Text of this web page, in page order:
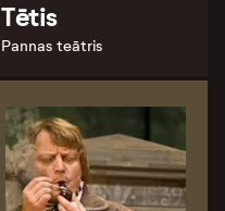
Tētis
Pannas teātris